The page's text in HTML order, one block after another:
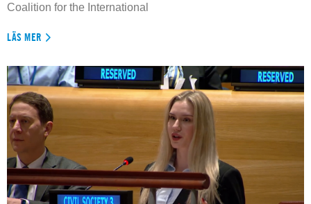
Coalition for the International
LÄS MER